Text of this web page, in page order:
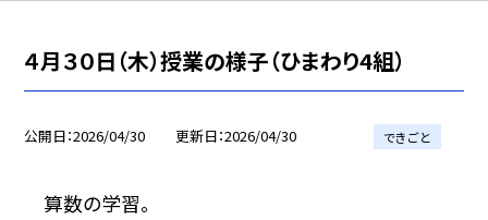
４月３０日（木）授業の様子（ひまわり4組）
公開日 2026/04/30 更新日 2026/04/30 できごと
算数の学習。